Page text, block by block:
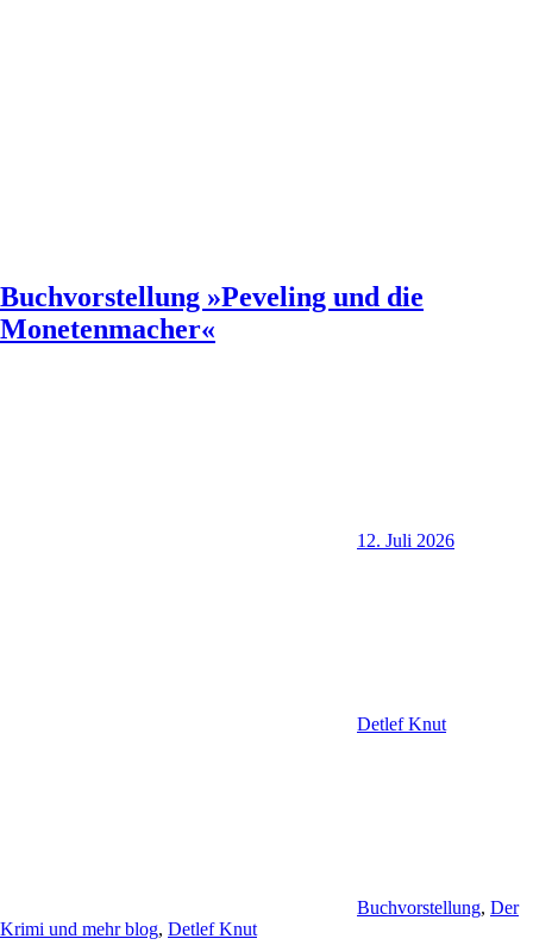
Buchvorstellung »Peveling und die
Monetenmacher«
12. Juli 2026
Detlef Knut
Buchvorstellung, Der
Krimi und mehr blog, Detlef Knut